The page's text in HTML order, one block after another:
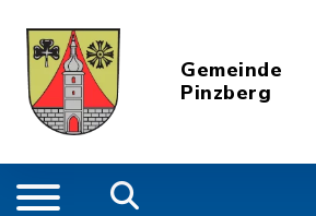
Gemeinde
Pinzberg